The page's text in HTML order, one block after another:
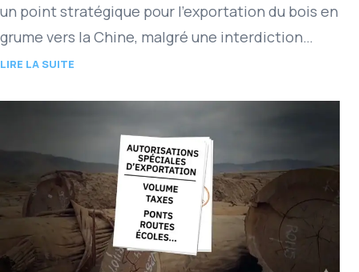
un point stratégique pour l’exportation du bois en
grume vers la Chine, malgré une interdiction
officielle entrée…
LIRE LA SUITE